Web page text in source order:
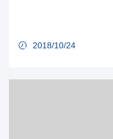
2018/10/24